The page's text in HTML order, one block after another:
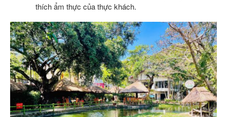
thích ẩm thực của thực khách.